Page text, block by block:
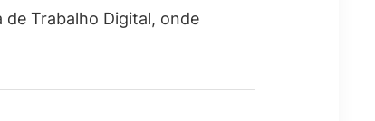
Trabalho Digital, onde